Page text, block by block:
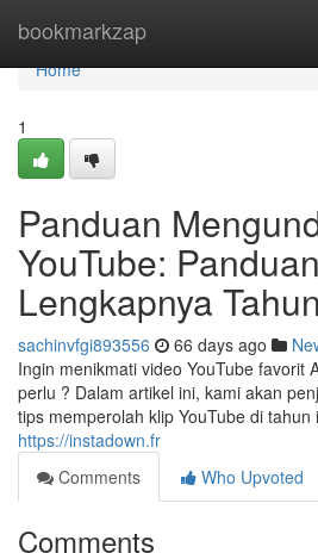
bookmarkzap
Home
Home
1
Panduan
YouTube: Panduan
Lengkapnya
sachinvfgi893556 66 days ago
Ingin menikmati video YouTube favorit
perlu ? Dalam artikel ini, kami akan
tips memperolah klip YouTube di
https://instadown.fr
Comments
Who Upvoted
Comments